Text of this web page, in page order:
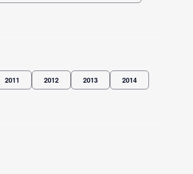
2011 2012 2013 2014